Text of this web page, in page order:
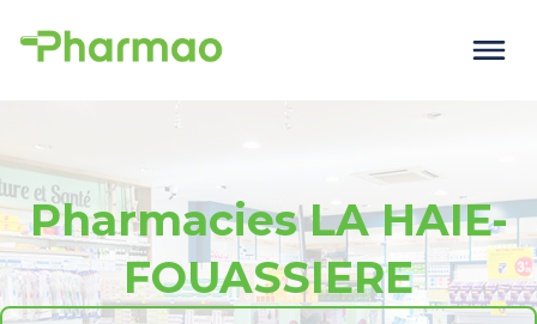
Pharmacies LA HAIE-
FOUASSIERE